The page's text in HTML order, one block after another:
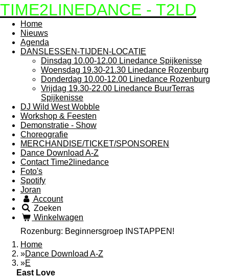
TIME2LINEDANCE - T2LD
Home
Nieuws
Agenda
DANSLESSEN-TIJDEN-LOCATIE
Dinsdag 10.00-12.00 Linedance Spijkenisse
Woensdag 19.30-21.30 Linedance Rozenburg
Donderdag 10.00-12.00 Linedance Rozenburg
Vrijdag 19.30-22.00 Linedance BuurTerras
Spijkenisse
DJ Wild West Wobble
Workshop & Feesten
Demonstratie - Show
Choreografie
MERCHANDISE/TICKET/SPONSOREN
Dance Download A-Z
Contact Time2linedance
Foto's
Spotify
Joran
Account
Zoeken
Winkelwagen
Rozenburg: Beginnersgroep INSTAPPEN!
Home
»Dance Download A-Z
»E
East Love